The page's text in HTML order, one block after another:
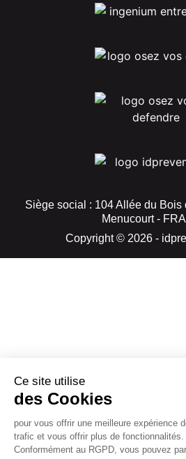
Siège social : 104 Allée du Bois
Menucourt -
Copyright © 2026 -
Ce site utilise
des Cookies
pour vous offrir une meilleure expérience
trafic et vous offrir plus de fonctionnalités.
Conformément au RGPD, vous pouvez